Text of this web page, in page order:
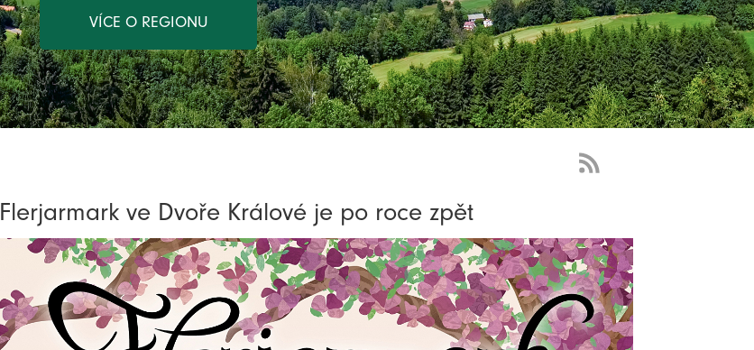
VÍCE O REGIONU
novinky
Flerjarmark ve Dvoře Králové je po roce zpět